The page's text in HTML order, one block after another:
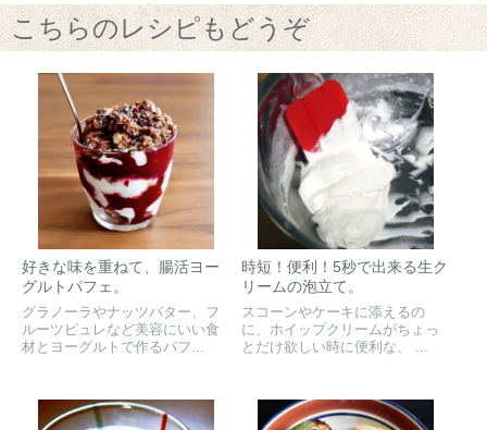
こちらのレシピもどうぞ
好きな味を重ねて、腸活ヨー
グルトパフェ。
グラノーラやナッツバター、フ
ルーツピュレなど美容にいい食
材とヨーグルトで作るパフ...
時短！便利！5秒で出来る生ク
リームの泡立て。
スコーンやケーキに添えるの
に、ホイップクリームがちょっ
とだけ欲しい時に便利な、 ...